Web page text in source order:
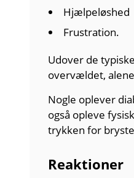
Hjælpeløshed
Frustration.
Udover de
overvældet,
Nogle oplever
også opleve
trykken for
Reaktioner